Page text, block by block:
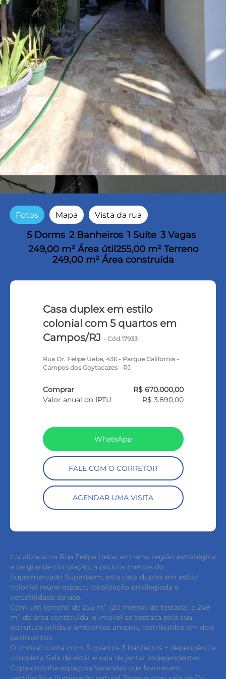
Fotos Mapa Vista da rua
5 Dorms 2 Banheiros 1 Suíte 3 Vagas
249,00 m² Área útil255,00 m² Terreno
249,00 m² Área construída
Casa duplex em estilo
colonial com 5 quartos em
Campos/RJ - Cód.17933
Rua Dr. Felipe Uebe, 436 - Parque California -
Campos dos Goytacazes - RJ
Comprar
R$ 670.000,00
Valor anual do IPTU
R$ 3.890,00
WhatsApp
FALE COM O CORRETOR
AGENDAR UMA VISITA
Localizada na Rua Felipe Uebe, em uma região estratégica
e de grande circulação, a poucos metros do
Supermercado Superbom, esta casa duplex em estilo
colonial reúne espaço, localização privilegiada e
versatilidade de uso.
Com um terreno de 255 m² (20 metros de testada) e 249
m² de área construída, o imóvel se destaca pela sua
estrutura sólida e ambientes amplos, distribuídos em dois
pavimentos.
O imóvel conta com: 5 quartos 3 banheiros + dependência
completa Sala de estar e sala de jantar independentes
Copa-cozinha espaçosa Varandas que favorecem